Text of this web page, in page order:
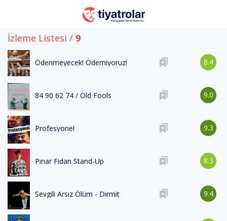
İzleme Listesi / 9
8.4
Ödenmeyecek! Ödemiyoruz!
9.0
84 90 62 74 / Old Fools
9.3
Profesyonel
8.3
Pınar Fidan Stand-Up
9.4
Sevgili Arsız Ölüm - Dirmit